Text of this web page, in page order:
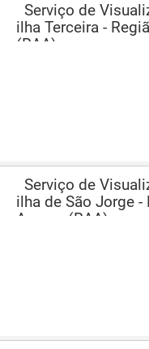
Serviço de
ilha Terceira -
(RAA)
Serviço de
ilha de São Jorge
Açores (RAA)